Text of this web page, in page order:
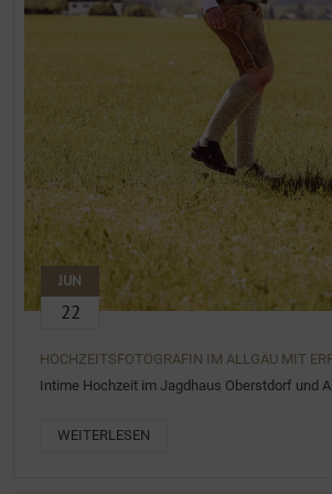
JUN
22
HOCHZEITSFOTOGRAFIN IM ALLGÄU MIT
Intime Hochzeit im Jagdhaus Oberstdorf und
WEITERLESEN